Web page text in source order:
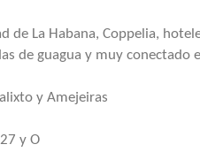
de La Habana, Coppelia,
de guagua y muy conectado
y Amejeiras
y O